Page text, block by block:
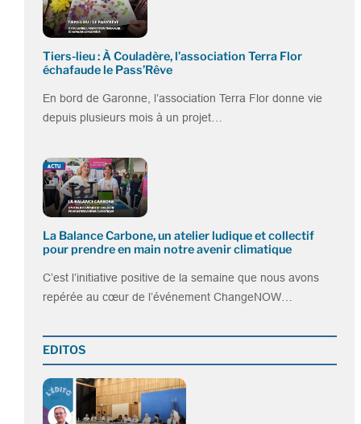
Tiers-lieu : À Couladère, l’association Terra Flor
échafaude le Pass’Rêve
En bord de Garonne, l’association Terra Flor donne vie
depuis plusieurs mois à un projet…
La Balance Carbone, un atelier ludique et collectif
pour prendre en main notre avenir climatique
C’est l’initiative positive de la semaine que nous avons
repérée au cœur de l’événement ChangeNOW…
EDITOS